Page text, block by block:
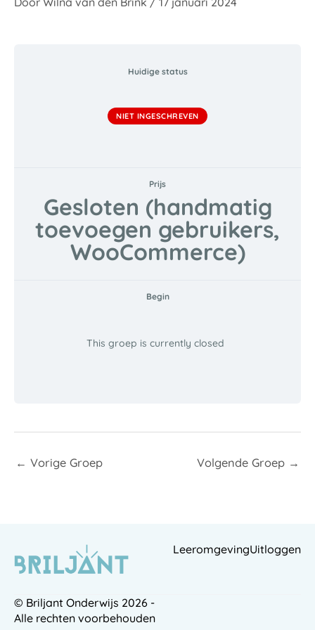
Huidige status
NIET INGESCHREVEN
Prijs
Gesloten (handmatig
toevoegen gebruikers,
WooCommerce)
Begin
This groep is currently closed
← Vorige Groep Volgende Groep →
LeeromgevingUitloggen
© Briljant Onderwijs 2026 -
Alle rechten voorbehouden